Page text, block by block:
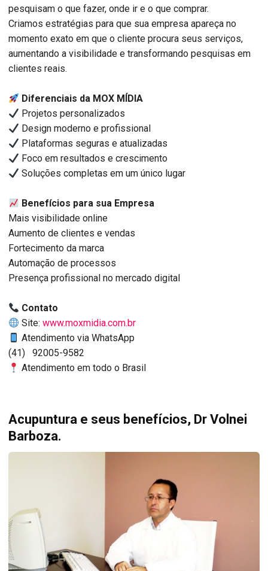
pesquisam o que fazer, onde ir e o que comprar.
Criamos estratégias para que sua empresa apareça no
momento exato em que o cliente procura seus serviços,
aumentando a visibilidade e transformando pesquisas em
clientes reais.
Diferenciais da MOX MÍDIA
Projetos personalizados
Design moderno e profissional
Plataformas seguras e atualizadas
Foco em resultados e crescimento
Soluções completas em um único lugar
Benefícios para sua Empresa
Mais visibilidade online
Aumento de clientes e vendas
Fortecimento da marca
Automação de processos
Presença profissional no mercado digital
Contato
Site:www.moxmidia.com.br
Atendimento via WhatsApp
(41) 92005-9582
Atendimento em todo o Brasil
Acupuntura e seus benefícios, Dr Volnei
Barboza.